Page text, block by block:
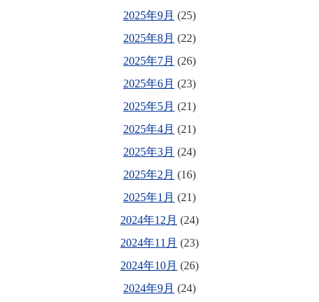
2025年9月 (25)
2025年8月 (22)
2025年7月 (26)
2025年6月 (23)
2025年5月 (21)
2025年4月 (21)
2025年3月 (24)
2025年2月 (16)
2025年1月 (21)
2024年12月 (24)
2024年11月 (23)
2024年10月 (26)
2024年9月 (24)